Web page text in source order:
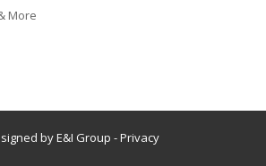
More
by E&I Group - Privacy